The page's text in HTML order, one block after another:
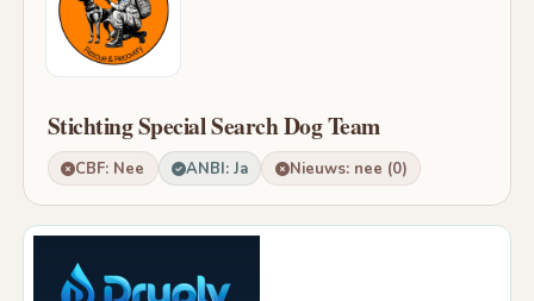
Stichting Special Search Dog Team
CBF: Nee ANBI: Ja Nieuws: nee (0)